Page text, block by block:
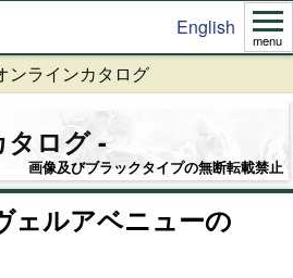
English
menu
ンラインカタログ
タログ
画像及びブラックタイプの無断転載禁止
ェルアベニューの